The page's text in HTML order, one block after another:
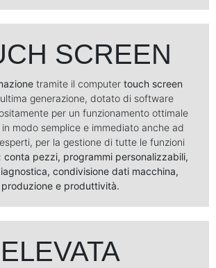
SCREEN
tramite il computer touch screen
generazione, dotato di software
per un funzionamento ottimale
modo semplice e immediato anche ad
per la gestione di tutte le funzioni
conta pezzi, programmi personalizzabili,
condivisione dati macchina,
produzione e produttività.
ELEVATA